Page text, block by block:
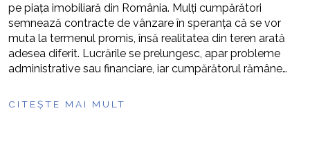
pe piața imobiliară din România. Mulți cumpărători
semnează contracte de vânzare în speranța că se vor
muta la termenul promis, însă realitatea din teren arată
adesea diferit. Lucrările se prelungesc, apar probleme
administrative sau financiare, iar cumpărătorul rămâne…
CITEȘTE MAI MULT